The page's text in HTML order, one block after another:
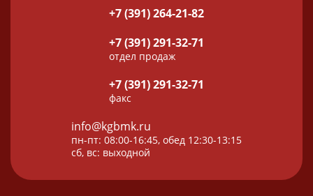
+7 (391) 264-21-82
+7 (391) 291-32-71
отдел продаж
+7 (391) 291-32-71
факс
info@kgbmk.ru
пн-пт: 08:00-16:45, обед 12:30-13:15
сб, вс: выходной